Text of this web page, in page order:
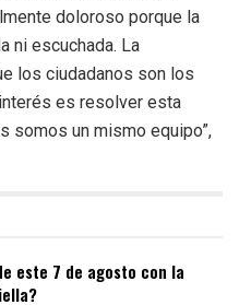
doloroso porque la
ni escuchada. La
los ciudadanos son los
es resolver esta
somos un mismo equipo”,
este 7 de agosto con la